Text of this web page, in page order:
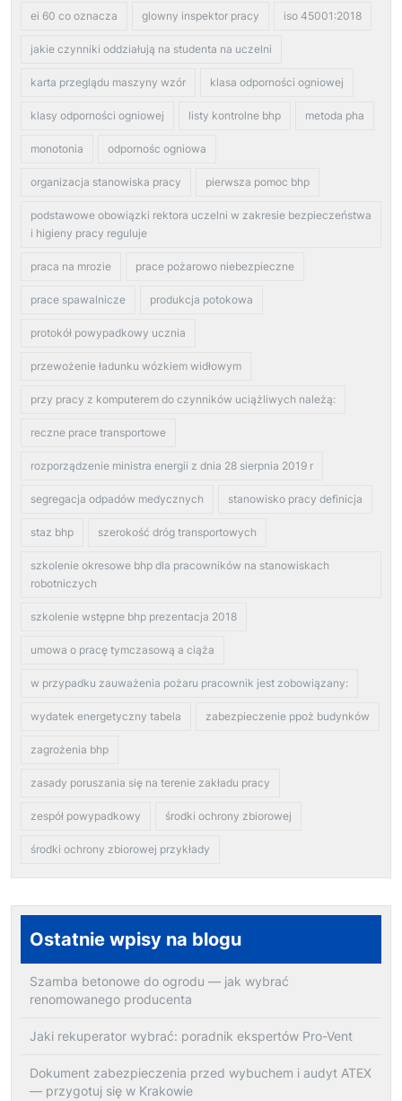
ei 60 co oznacza glowny inspektor pracy iso 45001:2018
jakie czynniki oddziałują na studenta na uczelni
karta przeglądu maszyny wzór klasa odporności ogniowej
klasy odporności ogniowej listy kontrolne bhp metoda pha
monotonia odpornośc ogniowa
organizacja stanowiska pracy pierwsza pomoc bhp
podstawowe obowiązki rektora uczelni w zakresie bezpieczeństwa
i higieny pracy reguluje
praca na mrozie prace pożarowo niebezpieczne
prace spawalnicze produkcja potokowa
protokół powypadkowy ucznia
przewożenie ładunku wózkiem widłowym
przy pracy z komputerem do czynników uciążliwych należą:
reczne prace transportowe
rozporządzenie ministra energii z dnia 28 sierpnia 2019 r
segregacja odpadów medycznych stanowisko pracy definicja
staz bhp szerokość dróg transportowych
szkolenie okresowe bhp dla pracowników na stanowiskach
robotniczych
szkolenie wstępne bhp prezentacja 2018
umowa o pracę tymczasową a ciąża
w przypadku zauważenia pożaru pracownik jest zobowiązany:
wydatek energetyczny tabela zabezpieczenie ppoż budynków
zagrożenia bhp
zasady poruszania się na terenie zakładu pracy
zespół powypadkowy środki ochrony zbiorowej
środki ochrony zbiorowej przykłady
Ostatnie wpisy na blogu
Szamba betonowe do ogrodu — jak wybrać
renomowanego producenta
Jaki rekuperator wybrać: poradnik ekspertów Pro-Vent
Dokument zabezpieczenia przed wybuchem i audyt ATEX
— przygotuj się w Krakowie